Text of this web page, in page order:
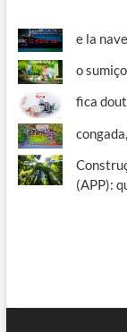
e la
o
fica
(APP):